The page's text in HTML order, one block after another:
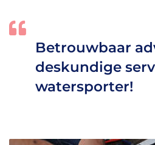
Betrouwbaar
deskundige
watersporter!